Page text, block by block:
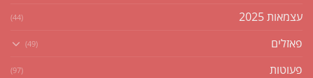
עצמאות 2025 (44)
פאזלים (49)
פעוטות (97)